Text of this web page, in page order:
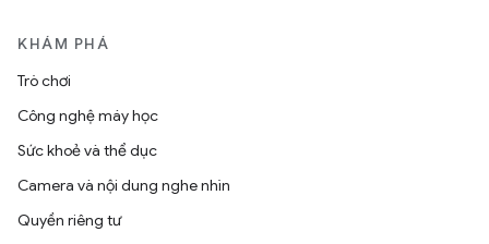
KHÁM PHÁ
Trò chơi
Công nghệ máy học
Sức khoẻ và thể dục
Camera và nội dung nghe nhìn
Quyền riêng tư